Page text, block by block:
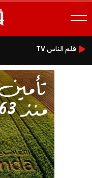
قلم الناس TV